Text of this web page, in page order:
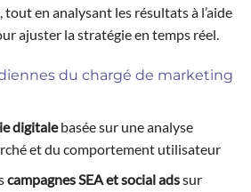
, tout en analysant les résultats à l’aide
ajuster la stratégie en temps réel.
du chargé de marketing
digitalebasée sur une analyse
et du comportement utilisateur
campagnes SEA et social adssur